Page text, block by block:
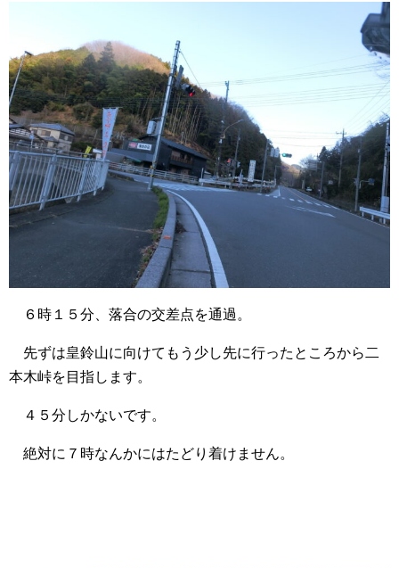
６時１５分、落合の交差点を通過。
先ずは皇鈴山に向けてもう少し先に行ったところから二
本木峠を目指します。
４５分しかないです。
絶対に７時なんかにはたどり着けません。